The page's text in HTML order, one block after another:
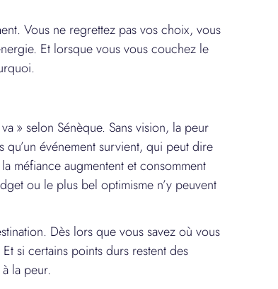
Vous ne regrettez pas vos choix, vous
Et lorsque vous vous couchez le
» selon Sénèque. Sans vision, la peur
événement survient, qui peut dire
méfiance augmentent et consomment
ou le plus bel optimisme n’y peuvent
Dès lors que vous savez où vous
si certains points durs restent des
la peur.